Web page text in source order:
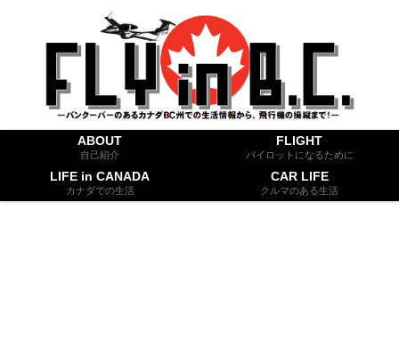
ABOUT
自己紹介
FLIGHT
パイロットになるために
LIFE in CANADA
カナダでの生活
CAR LIFE
クルマのある生活